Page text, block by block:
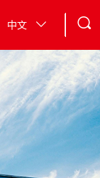
· 金丝楠膜
中文